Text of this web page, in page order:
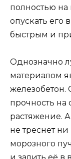
полностью на
опускать его
быстрым и
Однозначно
материалом
прочность
растяжение.
не треснет
морозного